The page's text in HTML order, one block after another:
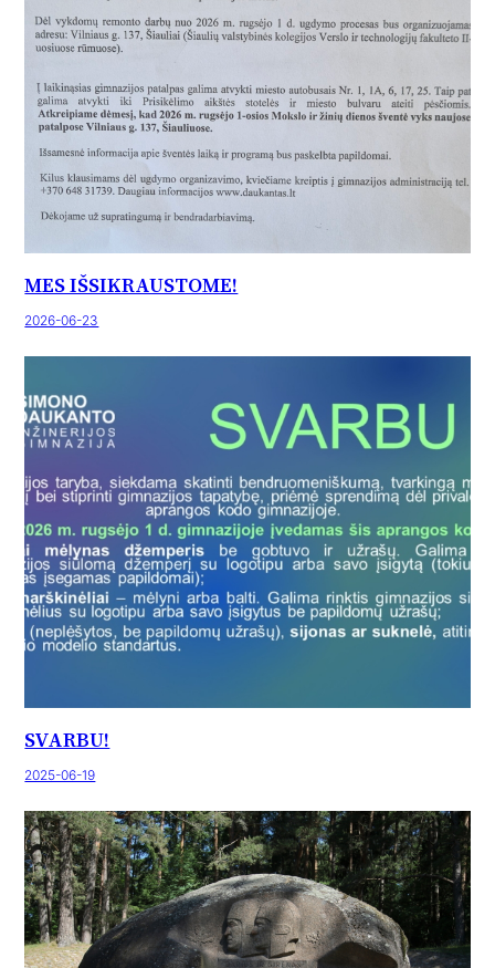
MES IŠSIKRAUSTOME!
2026-06-23
SVARBU!
2025-06-19